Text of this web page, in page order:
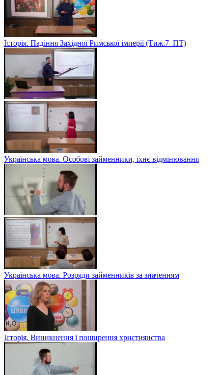
Історія. Падіння Західної Римської імперії (Тиж.7_ПТ)
Українська мова. Особові займенники, їхнє відмінювання
Українська мова. Розряди займенників за значенням
Історія. Виникнення і поширення християнства